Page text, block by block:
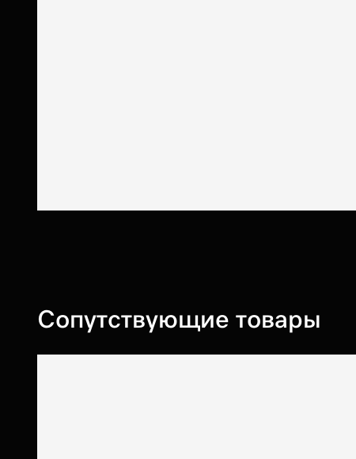
Сопутствующие товары